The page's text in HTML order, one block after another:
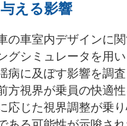
える影響
の車室内デザインに
グシミュレータを用
病に及ぼす影響を調
方視界が乗員の快適
応じた視界調整が乗